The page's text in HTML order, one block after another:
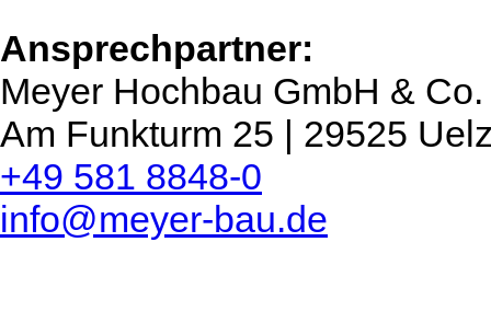
Ansprechpartner:
Meyer Hochbau GmbH &
Am Funkturm 25 | 29525
+49 581 8848-0
info@meyer-bau.de